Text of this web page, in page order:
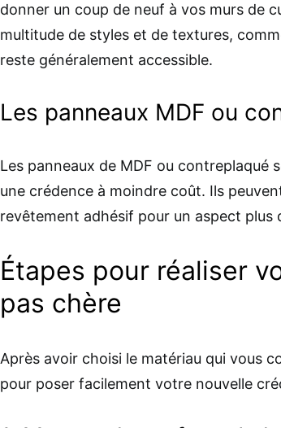
donner un coup de neuf à vos murs de
multitude de styles et de textures,
reste généralement accessible.
Les panneaux MDF ou
Les panneaux de MDF ou
une crédence à moindre coût. Ils
revêtement adhésif pour un aspect plus
Étapes pour réaliser
pas chère
Après avoir choisi le matériau qui vous
pour poser facilement votre nouvelle